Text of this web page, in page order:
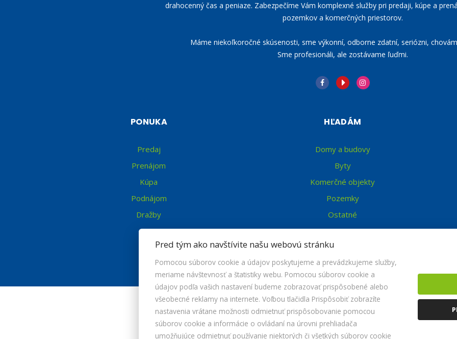
drahocenný čas a peniaze. Zabezpečíme Vám komplexné služby pri predaji, kúpe a
pozemkov a komerčných priestorov.
Máme niekoľkoročné skúsenosti, sme výkonní, odborne zdatní, seriózni,
Sme profesionáli, ale zostávame ľuďmi.
PONUKA
Predaj
Prenájom
Kúpa
Podnájom
Dražby
HĽADÁM
Domy a budovy
Byty
Komerčné objekty
Pozemky
Ostatné
© 2026 -
Kopčanská 69, Holíč 908 51, Tel.: , E-mail: hrfreality@hrfreality.sk
Nastavenie cookies
Pred tým ako navštívite našu webovú stránku
Pomocou súborov cookie a údajov poskytujeme a prevádzkujeme služby,
meriame návštevnosť a štatistiky webu. Pomocou súborov cookie a
údajov podľa vašich nastavení budeme zobrazovať prispôsobené alebo
všeobecné reklamy na internete. Voľbou tlačidla Prispôsobiť zobrazíte
nastavenia vrátane možnosti odmietnuť prispôsobovanie pomocou
súborov cookie a informácie o ovládaní na úrovni prehliadača
umožňujúce odmietnuť používanie niektorých či všetkých súborov cookie